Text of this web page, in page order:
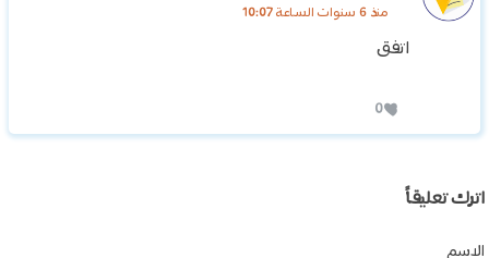
منذ 6 سنوات الساعة 10:07
اتفق
0
اترك تعليقاً
الاسم